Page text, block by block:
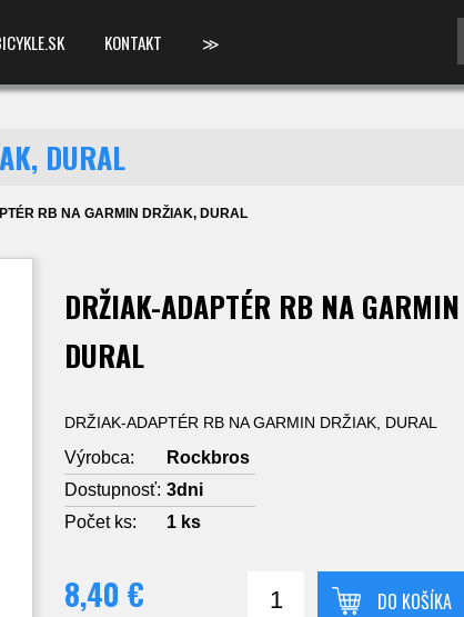
KONTAKT ≫
DURAL
RB NA GARMIN DRŽIAK, DURAL
DRŽIAK-ADAPTÉR RB NA
DURAL
DRŽIAK-ADAPTÉR RB NA GARMIN DRŽIAK, DURAL
Výrobca:
Rockbros
Dostupnosť: 3dni
Počet ks:
1 ks
8,40 € DO KOŠÍKA